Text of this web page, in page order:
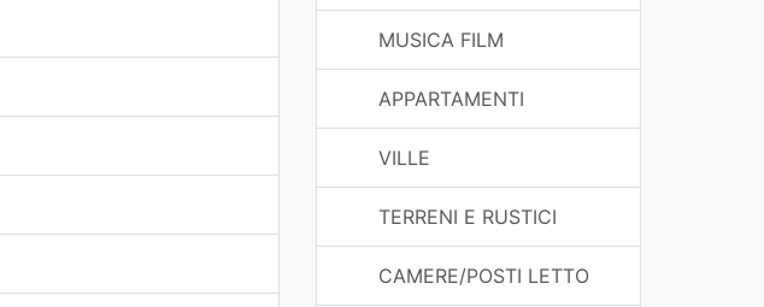
MUSICA FILM
APPARTAMENTI
VILLE
TERRENI E RUSTICI
CAMERE/POSTI LETTO